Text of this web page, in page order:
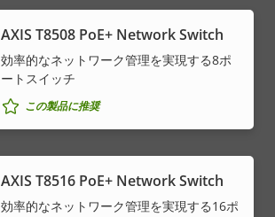
AXIS T8508 PoE+ Network Switch
効率的なネットワーク管理を実現する8ポ
ートスイッチ
この製品に推奨
AXIS T8516 PoE+ Network Switch
効率的なネットワーク管理を実現する16ポ